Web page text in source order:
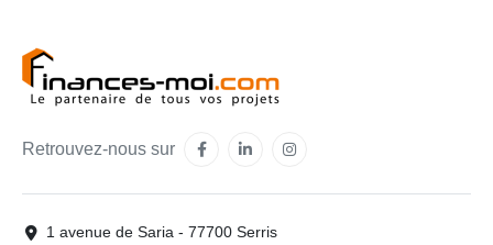
Retrouvez-nous sur
1 avenue de Saria - 77700 Serris